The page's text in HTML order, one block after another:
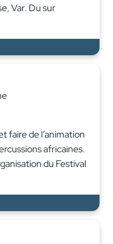
Var. Du sur
faire de l’animation
africaines.
du Festival